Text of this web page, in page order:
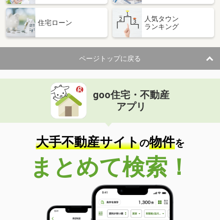
住宅ローン
人気タウン
ランキング
ページトップに戻る
goo住宅・不動産
アプリ
大手不動産サイトの物件を
まとめて検索！